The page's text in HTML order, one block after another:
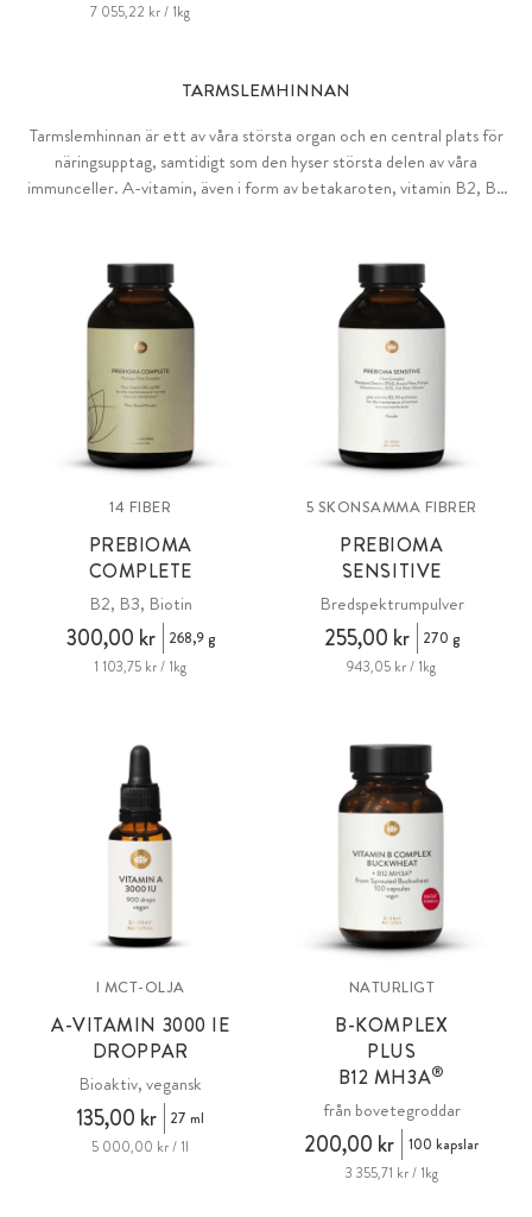
7 055,22 kr / 1kg
TARMSLEMHINNAN
Tarmslemhinnan är ett av våra största organ och en central plats för
näringsupptag, samtidigt som den hyser största delen av våra
immunceller. A-vitamin, även i form av betakaroten, vitamin B2, B3
14 FIBER
PREBIOMA
COMPLETE
B2, B3, Biotin
300,00 kr
268,9 g
1 103,75 kr / 1kg
5 SKONSAMMA FIBRER
PREBIOMA
SENSITIVE
Bredspektrumpulver
255,00 kr
270 g
943,05 kr / 1kg
I MCT-OLJA
A-VITAMIN 3000 IE
DROPPAR
Bioaktiv, vegansk
135,00 kr
27 ml
5 000,00 kr / 1l
NATURLIGT
B-KOMPLEX
PLUS
B12 MH3A®
från bovetegroddar
200,00 kr
100 kapslar
3 355,71 kr / 1kg